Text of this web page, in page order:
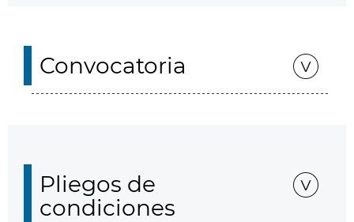
Convocatoria
Pliegos de
condiciones